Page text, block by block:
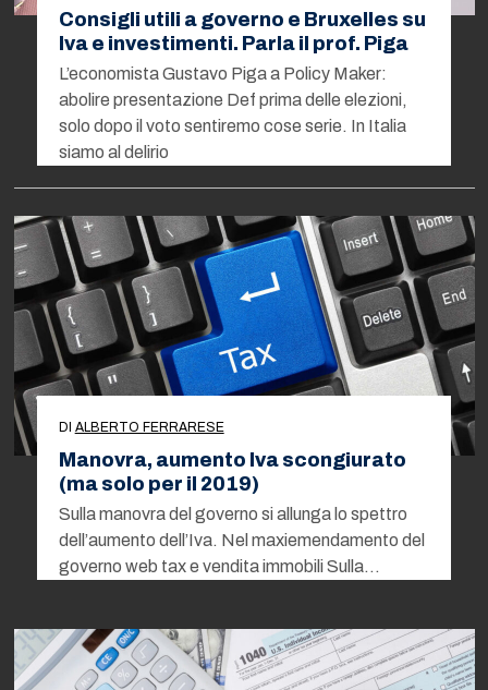
Consigli utili a governo e Bruxelles su
Iva e investimenti. Parla il prof. Piga
L’economista Gustavo Piga a Policy Maker:
abolire presentazione Def prima delle elezioni,
solo dopo il voto sentiremo cose serie. In Italia
siamo al delirio
DI ALBERTO FERRARESE
Manovra, aumento Iva scongiurato
(ma solo per il 2019)
Sulla manovra del governo si allunga lo spettro
dell’aumento dell’Iva. Nel maxiemendamento del
governo web tax e vendita immobili Sulla…